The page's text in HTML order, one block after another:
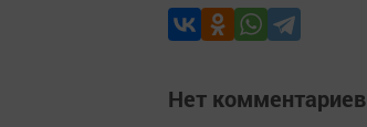
Нет комментариев